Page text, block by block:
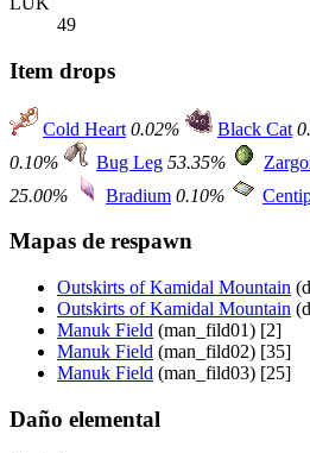
49
Item drops
Cold Heart 0.02% Black Cat
0.10%
Bug Leg 53.35%
25.00%
Bradium 0.10%
Mapas de respawn
Outskirts of Kamidal Mountain
Outskirts of Kamidal Mountain
Manuk Field (man_fild01) [2]
Manuk Field (man_fild02) [35]
Manuk Field (man_fild03) [25]
Daño elemental